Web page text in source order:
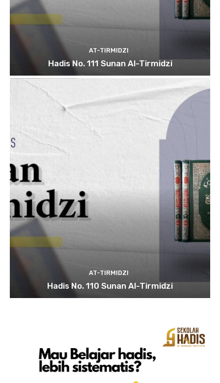
AT-TIRMIDZI
Hadis No. 111 Sunan Al-Tirmidzi
AT-TIRMIDZI
Hadis No. 110 Sunan Al-Tirmidzi